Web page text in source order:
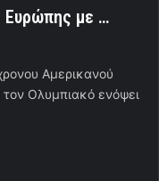
Ευρώπης με …
Αμερικανού
τον Ολυμπιακό ενόψει